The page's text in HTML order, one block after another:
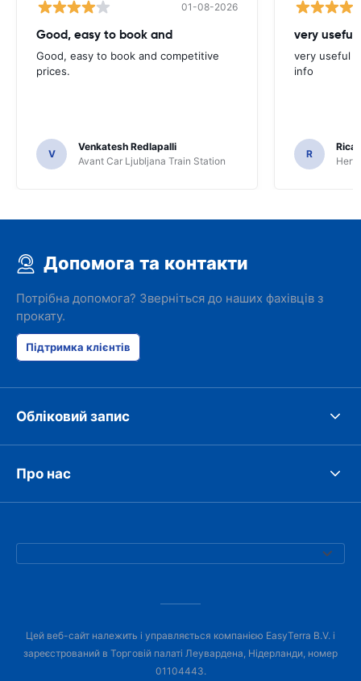
01-08-2026
Good, easy to book and
Good, easy to book and competitive
prices.
V
Venkatesh Redlapalli
Avant Car Ljubljana Train Station
very useful
very useful
info
R
Допомога та контакти
Потрібна допомога? Зверніться до наших фахівців з
прокату.
Підтримка клієнтів
Обліковий запис
Про нас
Цей веб-сайт належить і управляється компанією EasyTerra B.V. і
зареєстрований в Торговій палаті Леувардена, Нідерланди, номер
01104443.